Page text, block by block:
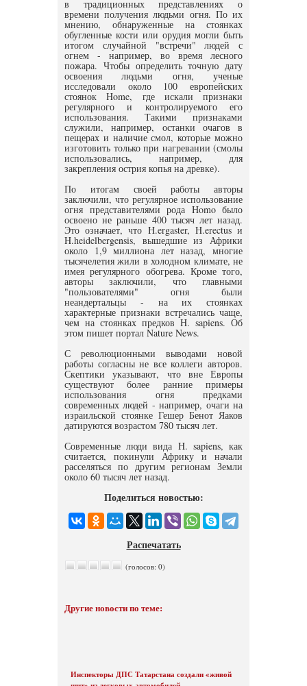
в традиционных представлениях о
времени получения людьми огня. По их
мнению, обнаруженные на стоянках
обугленные кости или орудия могли быть
итогом случайной "встречи" людей с
огнем - например, во время лесного
пожара. Чтобы определить точную дату
освоения людьми огня, ученые
исследовали около 100 европейских
стоянок Home, где искали признаки
регулярного и контролируемого его
использования. Такими признаками
служили, например, останки очагов в
пещерах и наличие смол, которые можно
изготовить только при нагревании (смолы
использовались, например, для
закрепления острия копья на древке).
По итогам своей работы авторы
заключили, что регулярное использование
огня представителями рода Homo было
освоено не раньше 400 тысяч лет назад.
Это означает, что H.ergaster, H.erectus и
H.heidelbergensis, вышедшие из Африки
около 1,9 миллиона лет назад, многие
тысячелетия жили в холодном климате, не
имея регулярного обогрева. Кроме того,
авторы заключили, что главными
"пользователями" огня были
неандертальцы - на их стоянках
характерные признаки встречались чаще,
чем на стоянках предков H. sapiens. Об
этом пишет портал Nature News.
С революционными выводами новой
работы согласны не все коллеги авторов.
Скептики указывают, что вне Европы
существуют более ранние примеры
использования огня предками
современных людей - например, очаги на
израильской стоянке Гешер Бенот Яаков
датируются возрастом 780 тысяч лет.
Современные люди вида H. sapiens, как
считается, покинули Африку и начали
расселяться по другим регионам Земли
около 60 тысяч лет назад.
Поделиться новостью:
Распечатать
(голосов: 0)
Другие новости по теме:
Инспекторы ДПС Татарстана создали «живой